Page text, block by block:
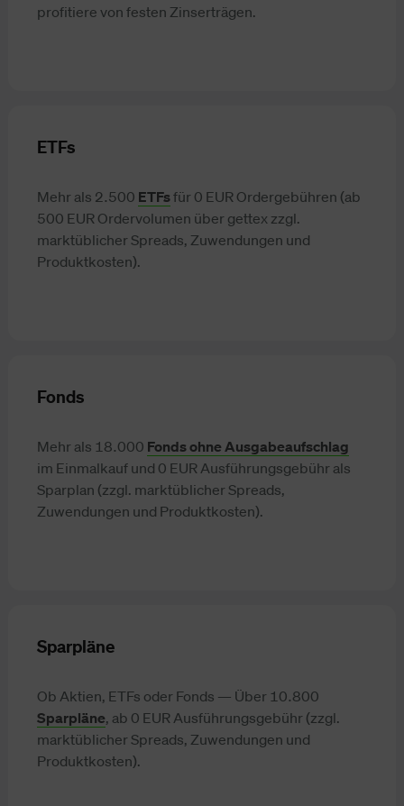
profitiere von festen Zinserträgen.
ETFs
Mehr als 2.500 ETFsfür 0 EUR Ordergebühren (ab
500 EUR Ordervolumen über gettex zzgl.
marktüblicher Spreads, Zuwendungen und
Produktkosten).
Fonds
Mehr als 18.000 Fonds ohne Ausgabeaufschlag
im Einmalkauf und 0 EUR Ausführungsgebühr als
Sparplan (zzgl. marktüblicher Spreads,
Zuwendungen und Produktkosten).
Sparpläne
Ob Aktien, ETFs oder Fonds — Über 10.800
Sparpläne, ab 0 EUR Ausführungsgebühr (zzgl.
marktüblicher Spreads, Zuwendungen und
Produktkosten).